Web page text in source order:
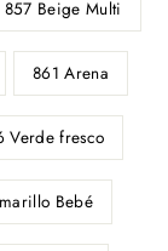
857 Beige Multi
861 Arena
Verde fresco
Bebé